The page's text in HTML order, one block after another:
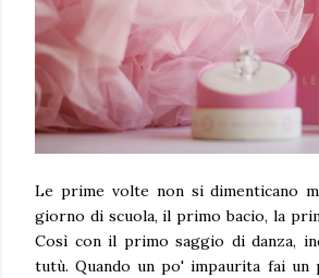
Le prime volte non si dimenticano
giorno di scuola, il primo bacio, la
Così con il primo saggio di danza,
tutù. Quando un po' impaurita fai un